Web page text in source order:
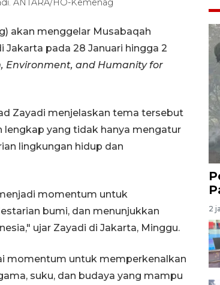
ANTARA/HO-Kemenag
akan menggelar Musabaqah
Jakarta pada 28 Januari hingga 2
Environment, and Humanity for
Zayadi menjelaskan tema tersebut
lengkap yang tidak hanya mengatur
lingkungan hidup dan
momentum untuk
bumi, dan menunjukkan
ujar Zayadi di Jakarta, Minggu.
momentum untuk memperkenalkan
suku, dan budaya yang mampu
2